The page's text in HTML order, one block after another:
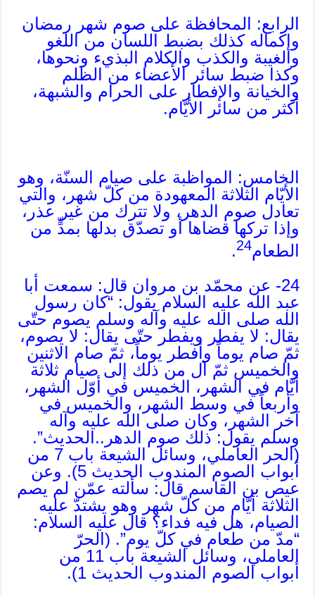
الرابع: المحافظة على صوم شهر رمضان
وإكماله كذلك بضبط اللسان من اللغو
والغيبة والكذب والكلام البذيء ونحوها،
وكذا ضبط سائر الأعضاء من الظلم
والخيانة والإفطار على الحرام والشبهة،
أكثر من سائر الأيّام.
الخامس: المواظبة على صيام السنّة، وهو
الأيّام الثلاثة المعهودة من كلّ شهر، والتي
تعادل صوم الدهر، ولا تترك من غير عذر،
وإذا تركها قضاها أو تصدّق بدلها بمدٍّ من
الطعام24
.
24- عن محمّد بن مروان قال: سمعت أبا
عبد الله عليه السلام يقول: “كان رسول
الله صلى الله عليه وآله وسلم يصوم حتّى
يقال: لا يفطر ويفطر حتّى يقال: لا يصوم،
ثمّ صام يوماً وأفطر يوماً، ثمّ صام الاثنين
والخميس ثمّ آل من ذلك إلى صيام ثلاثة
أيّام في الشهر، الخميس في أوّل الشهر،
وأربعاً في وسط الشهر، والخميس في
آخر الشهر، وكان صلى الله عليه وآله
وسلم يقول: ذلك صوم الدهر..الحديث”.
(الحر العاملي، وسائل الشيعة باب 7 من
أبواب الصوم المندوب الحديث 5). وعن
عيص بن القاسم قال: سألته عمّن لم يصم
الثلاثة أيّام من كلّ شهر وهو يشتدّ عليه
الصيام، هل فيه فداء؟ قال عليه السلام:
“مدّ من طعام في كلّ يوم”. (الحرّ
العاملي، وسائل الشيعة باب 11 من
أبواب الصوم المندوب الحديث 1).